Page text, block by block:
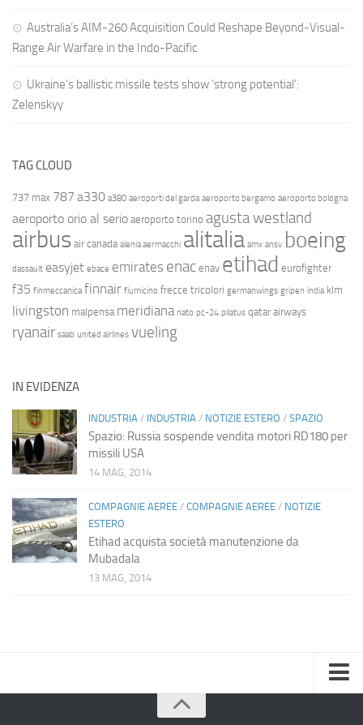
Australia’s AIM-260 Acquisition Could Reshape Beyond-Visual-
Range Air Warfare in the Indo-Pacific
Ukraine’s ballistic missile tests show ‘strong potential’:
Zelenskyy
TAG CLOUD
737 max 787 a330 a380 aeroporti del garda aeroporto bergamo aeroporto bologna
aeroporto orio al serio aeroporto torino agusta westland
airbus air canada alenia aermacchi alitalia amx ansv boeing
dassault easyjet ebace emirates enac enav etihad eurofighter
f35 finmeccanica finnair fiumicino frecce tricolori germanwings gripen india klm
livingston malpensa meridiana nato pc-24 pilatus qatar airways
ryanair saab united airlines vueling
IN EVIDENZA
INDUSTRIA / INDUSTRIA / NOTIZIE ESTERO / SPAZIO
Spazio: Russia sospende vendita motori RD180 per
missili USA
14 MAG, 2014
COMPAGNIE AEREE / COMPAGNIE AEREE / NOTIZIE
ESTERO
Etihad acquista società manutenzione da
Mubadala
13 MAG, 2014